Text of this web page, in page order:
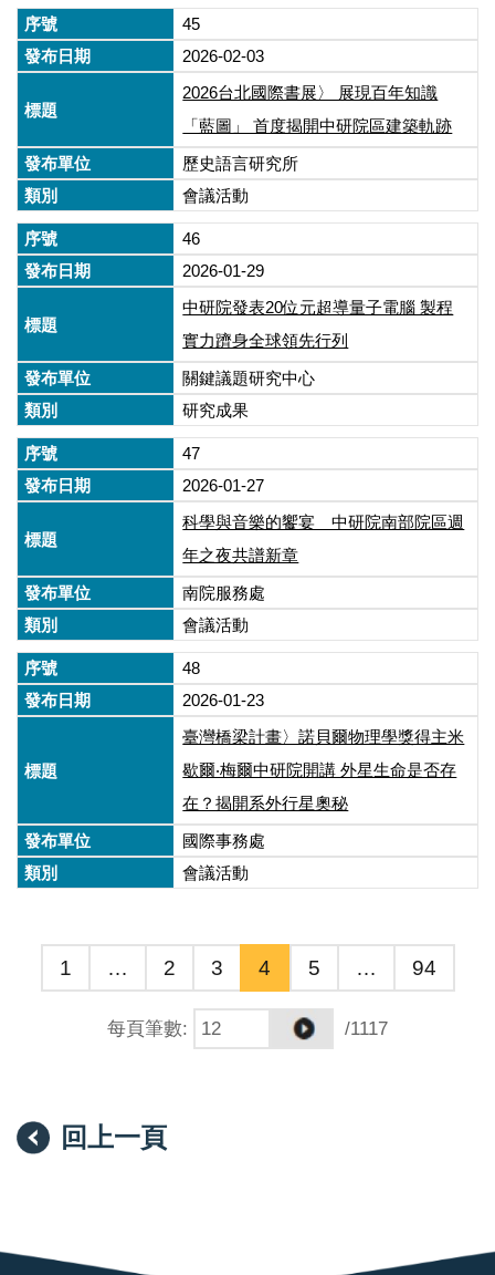
45
2026-02-03
2026台北國際書展〉 展現百年知識
「藍圖」 首度揭開中研院區建築軌跡
歷史語言研究所
會議活動
46
2026-01-29
中研院發表20位元超導量子電腦 製程
實力躋身全球領先行列
關鍵議題研究中心
研究成果
47
2026-01-27
科學與音樂的饗宴 中研院南部院區週
年之夜共譜新章
南院服務處
會議活動
48
2026-01-23
臺灣橋梁計畫〉諾貝爾物理學獎得主米
歇爾‧梅爾中研院開講 外星生命是否存
在？揭開系外行星奧秘
國際事務處
會議活動
1 … 2 3 4 5 … 94
每頁筆數: /1117
回上一頁